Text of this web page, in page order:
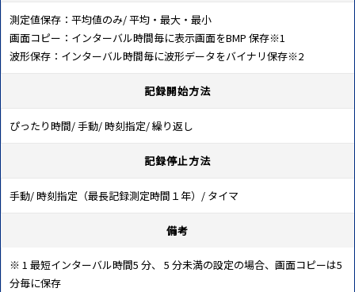
測定値保存：平均値のみ/ 平均・最大・最小
画面コピー：インターバル時間毎に表示画面をBMP 保存※1
波形保存：インターバル時間毎に波形データをバイナリ保存※2
記録開始方法
ぴったり時間/ 手動/ 時刻指定/ 繰り返し
記録停止方法
手動/ 時刻指定（最長記録測定時間１年）/ タイマ
備考
※ 1 最短インターバル時間5 分、 5 分未満の設定の場合、画面コピーは5
分毎に保存